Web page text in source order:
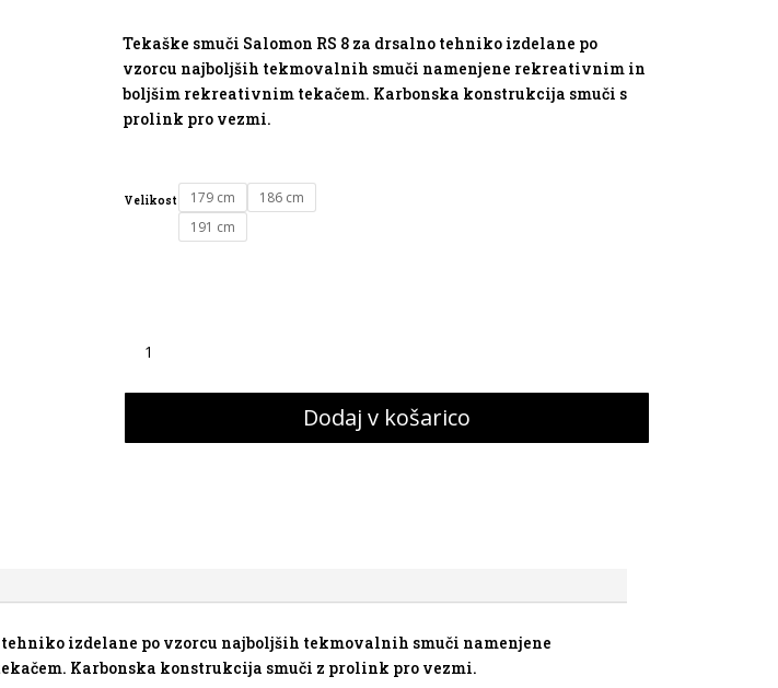
je
bila:
319,90 €.
je:
223,93 €.
Tekaške smuči Salomon RS 8 za drsalno tehniko izdelane po
vzorcu najboljših tekmovalnih smuči namenjene rekreativnim in
boljšim rekreativnim tekačem. Karbonska konstrukcija smuči s
prolink pro vezmi.
Velikost 179 cm
186 cm
191 cm
TEKAŠKE
SALOMON
količina
Dodaj v košarico
tehniko izdelane po vzorcu najboljših tekmovalnih smuči namenjene
Karbonska konstrukcija smuči z prolink pro vezmi.